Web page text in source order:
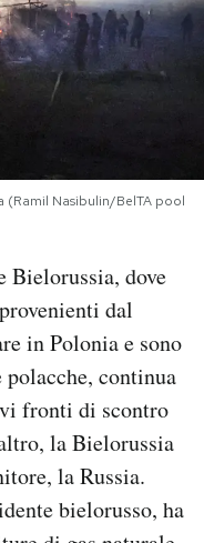
(Ramil Nasibulin/BelTA pool
Bielorussia, dove
dal
in Polonia e sono
continua
fronti di scontro
la Bielorussia
la Russia.
bielorusso, ha